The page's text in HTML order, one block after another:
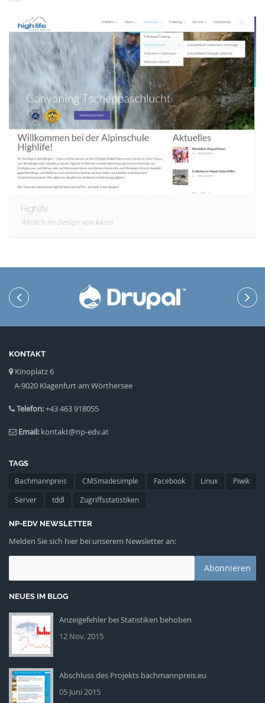
Highlife
Ähnlich im Design von kanzi
KONTAKT
Kinoplatz 6
A-9020 Klagenfurt am Wörthersee
Telefon:+43 463 918055
Email: kontakt@np-edv.at
TAGS
Bachmannpreis CMSmadesimple Facebook Linux
Piwik
Server
tddl Zugriffsstatistiken
NP-EDV NEWSLETTER
Melden Sie sich hier bei unserem Newsletter an:
NEUES IM BLOG
npedv-piwik.png
Anzeigefehler bei Statistiken behoben
12 Nov. 2015
currents-promo640.png
Abschluss des Projekts bachmannpreis.eu
05 Juni 2015